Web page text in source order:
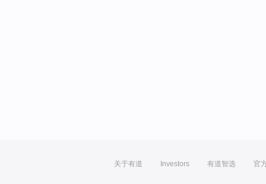
关于有道 Investors 有道智选 官